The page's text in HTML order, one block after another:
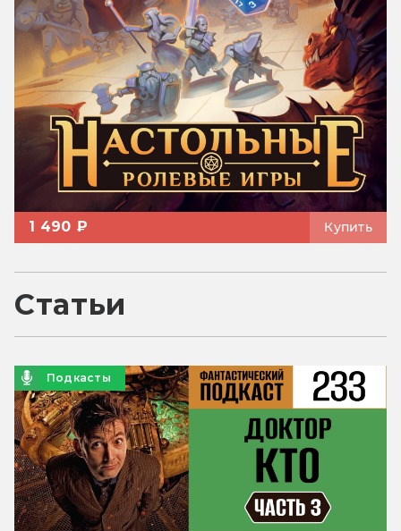
1 490 ₽ Купить
Статьи
Подкасты